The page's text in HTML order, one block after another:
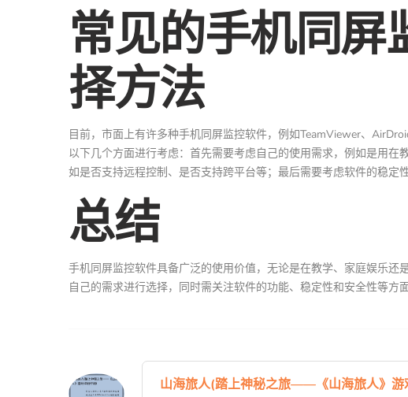
常见的手机同屏
择方法
目前，市面上有许多种手机同屏监控软件，例如TeamViewer、
以下几个方面进行考虑：首先需要考虑自己的使用需求，例如是用
如是否支持远程控制、是否支持跨平台等；最后需要考虑软件的稳定
总结
手机同屏监控软件具备广泛的使用价值，无论是在教学、家庭娱乐
自己的需求进行选择，同时需关注软件的功能、稳定性和安全性等方
山海旅人(踏上神秘之旅——《山海旅人》游